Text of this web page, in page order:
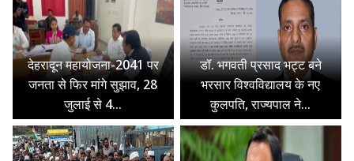
देहरादून महायोजना-2041 पर
जनता से फिर मांगे सुझाव, 28
जुलाई से 4...
डॉ. भगवती प्रसाद भट्ट बने
भरसार विश्वविद्यालय के नए
कुलपति, राज्यपाल ने...